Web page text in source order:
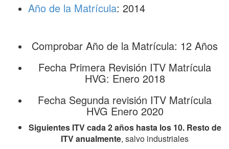
Año de la Matrícula: 2014
Comprobar Año de la Matrícula: 12 Años
Fecha Primera Revisión ITV Matrícula
HVG: Enero 2018
Fecha Segunda revisión ITV Matrícula
HVG Enero 2020
Siguientes ITV cada 2 años hasta los 10. Resto de
ITV anualmente, salvo industriales